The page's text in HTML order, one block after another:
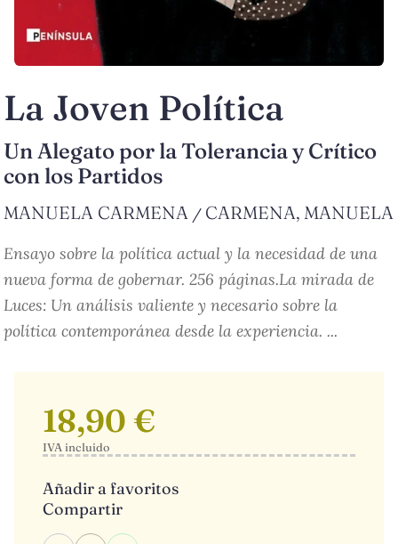
La Joven Política
Un Alegato por la Tolerancia y Crítico
con los Partidos
MANUELA CARMENA / CARMENA, MANUELA
Ensayo sobre la política actual y la necesidad de una
nueva forma de gobernar. 256 páginas.La mirada de
Luces: Un análisis valiente y necesario sobre la
política contemporánea desde la experiencia. ...
18,90 €
IVA incluido
Añadir a favoritos
Compartir